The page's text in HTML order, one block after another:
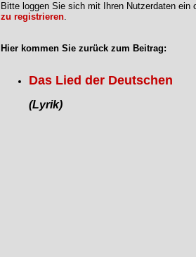
Bitte loggen Sie sich mit Ihren Nutzerdaten
zu registrieren.
Hier kommen Sie zurück zum Beitrag:
Das Lied der Deutschen
(Lyrik)